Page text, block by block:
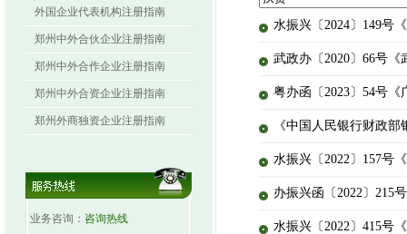
外国企业代表机构注册指南
郑州中外合伙企业注册指南
郑州中外合作企业注册指南
郑州中外合资企业注册指南
郑州外商独资企业注册指南
业务咨询： 咨询热线
水振兴〔2024〕149号
武政办〔2020〕66号
粤办函〔2023〕54号
《中国人民银行财政
水振兴〔2022〕157号
办振兴函〔2022〕215
水振兴〔2022〕415号